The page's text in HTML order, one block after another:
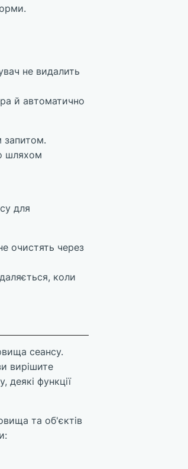
не видалить
й автоматично
запитом.
шляхом
для
очистять через
коли
сеансу.
вирішите
функції
та об'єктів